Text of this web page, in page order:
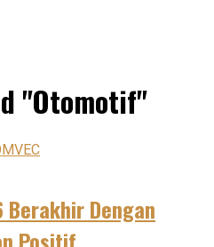
"Otomotif"
Berakhir Dengan
Positif